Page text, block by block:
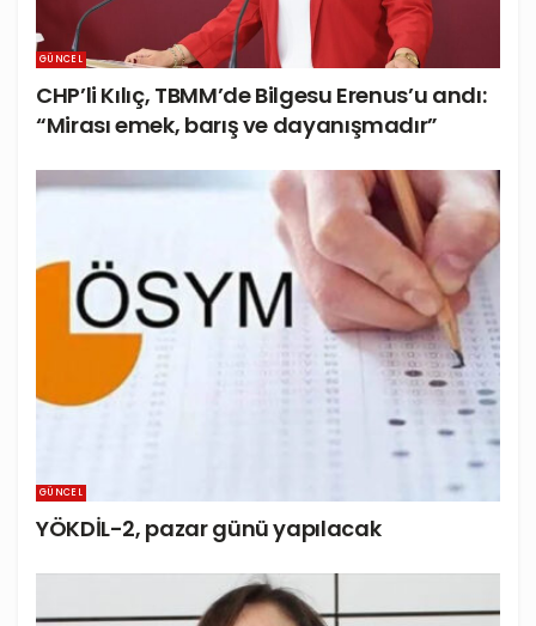
GÜNCEL
CHP’li Kılıç, TBMM’de Bilgesu Erenus’u andı:
“Mirası emek, barış ve dayanışmadır”
GÜNCEL
YÖKDİL-2, pazar günü yapılacak